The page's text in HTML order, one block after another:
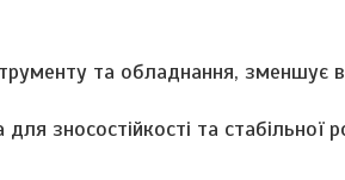
та обладнання, зменшує
зносостійкості та стабільної